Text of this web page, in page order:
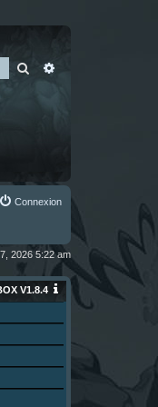
Rechercher
Connexion
2026 5:22 am
V1.8.4